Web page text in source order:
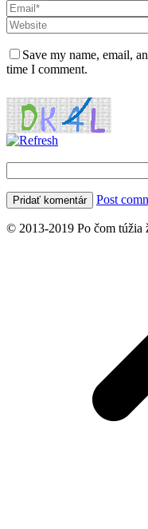
Save my name, email,
time I comment.
Post
© 2013-2019 Po čom túžia